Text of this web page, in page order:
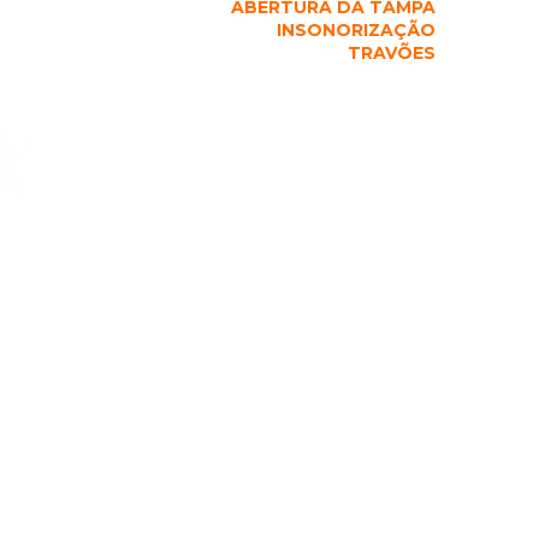
ABERTURA DA TAMPA
INSONORIZAÇÃO
TRAVÕES